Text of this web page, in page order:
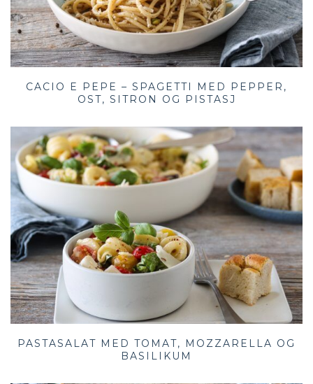
CACIO E PEPE – SPAGETTI MED PEPPER,
OST, SITRON OG PISTASJ
PASTASALAT MED TOMAT, MOZZARELLA OG
BASILIKUM